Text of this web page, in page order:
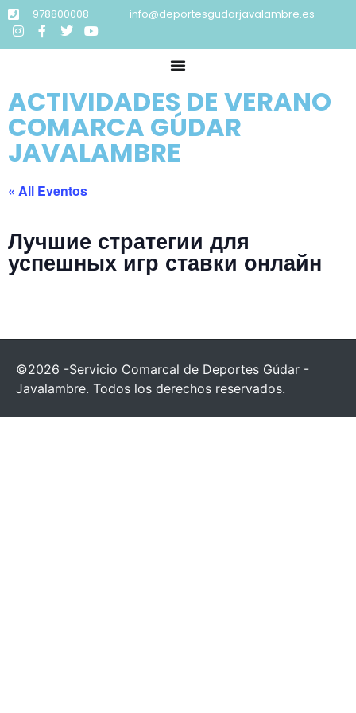
978800008 info@deportesgudarjavalambre.es
ACTIVIDADES DE VERANO
COMARCA GÚDAR
JAVALAMBRE
« All Eventos
Лучшие стратегии для
успешных игр ставки онлайн
©2026 -Servicio Comarcal de Deportes Gúdar -
Javalambre. Todos los derechos reservados.